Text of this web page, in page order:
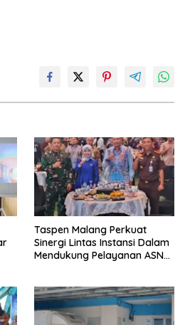
Taspen Malang Perkuat
Sinergi Lintas Instansi Dalam
Mendukung Pelayanan ASN